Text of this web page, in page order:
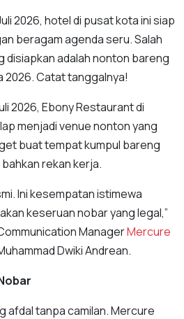
2026, hotel di pusat kota ini siap
beragam agenda seru. Salah
disiapkan adalah nonton bareng
2026. Catat tanggalnya!
2026, Ebony Restaurant di
menjadi venue nonton yang
buat tempat kumpul bareng
rekan kerja.
Ini kesempatan istimewa
keseruan nobar yang legal,”
ManagerMercure
Dwiki Andrean.
afdal tanpa camilan. Mercure